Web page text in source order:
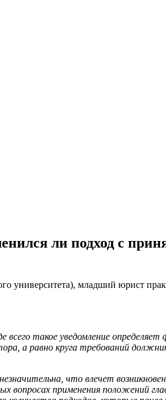
ли подход с
университета), младший юрист
такое уведомление определяет
а равно круга требований
что влечет
применения положений